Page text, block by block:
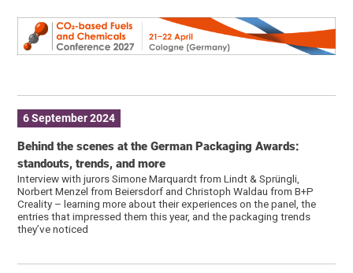
6 September 2024
Behind the scenes at the German Packaging Awards:
standouts, trends, and more
Interview with jurors Simone Marquardt from Lindt & Sprüngli,
Norbert Menzel from Beiersdorf and Christoph Waldau from B+P
Creality – learning more about their experiences on the panel, the
entries that impressed them this year, and the packaging trends
they’ve noticed